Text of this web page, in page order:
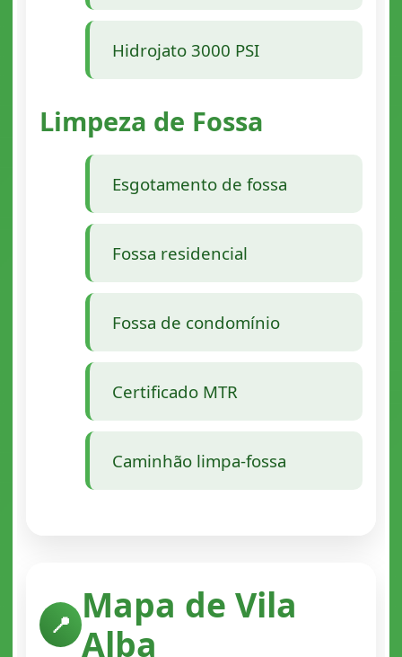
Hidrojato 3000 PSI
Limpeza de Fossa
Esgotamento de fossa
Fossa residencial
Fossa de condomínio
Certificado MTR
Caminhão limpa-fossa
📍 Mapa de Vila
Alba